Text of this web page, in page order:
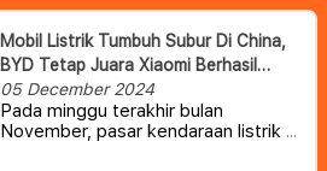
Mobil Listrik Tumbuh Subur Di China,
BYD Tetap Juara Xiaomi Berhasil
Masuk 10 Besar
05 December 2024
Pada minggu terakhir bulan
November, pasar kendaraan listrik di